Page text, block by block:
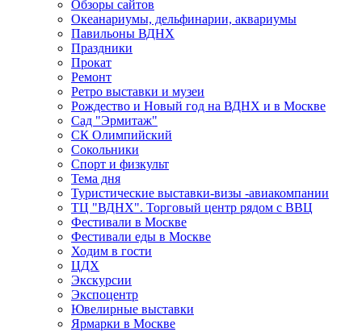
Обзоры сайтов
Океанариумы, дельфинарии, аквариумы
Павильоны ВДНХ
Праздники
Прокат
Ремонт
Ретро выставки и музеи
Рождество и Новый год на ВДНХ и в Москве
Сад "Эрмитаж"
СК Олимпийский
Сокольники
Спорт и физкульт
Тема дня
Туристические выставки-визы -авиакомпании
ТЦ "ВДНХ". Торговый центр рядом с ВВЦ
Фестивали в Москве
Фестивали еды в Москве
Ходим в гости
ЦДХ
Экскурсии
Экспоцентр
Ювелирные выставки
Ярмарки в Москве